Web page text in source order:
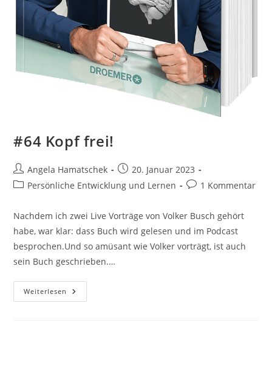
#64 Kopf frei!
Beitrags-
Autor:
Angela Hamatschek
Beitrag
veröffentlicht:
20. Januar 2023
Beitrags-
Persönliche Entwicklung und Lernen
Beitrags-
1 Kommentar
Nachdem ich zwei Live Vorträge von Volker Busch gehört
habe, war klar: dass Buch wird gelesen und im Podcast
besprochen.Und so amüsant wie Volker vorträgt, ist auch
sein Buch geschrieben.…
Weiterlesen #64
Kopf